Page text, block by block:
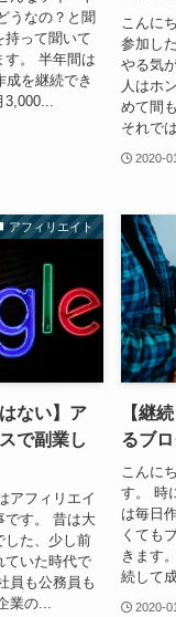
うなの？と聞
持って聞いて
す。 半年間は
成を継続でき
こんに
参加し
やる気
人はホ
めて間
それで
2020-
アフィリエイト
ない】ア
で副業し
アフィリエイ
です。 昔は大
した、少し前
ていた時代で
員も公務員も
業の...
【継
るブ
こんに
す。 時
は毎日
くても
きます
続して
2020-